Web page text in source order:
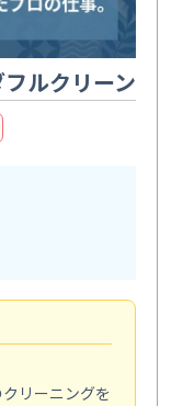
ルクリーン
リーニングを